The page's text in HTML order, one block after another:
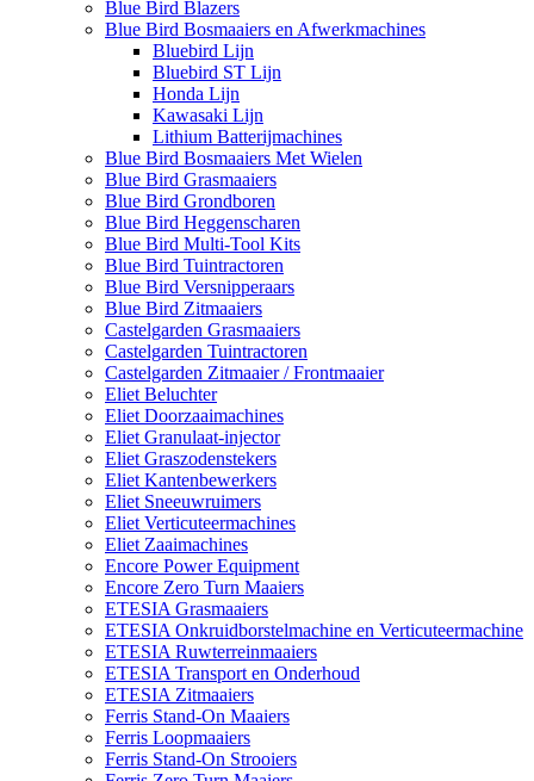
Blue Bird Blazers
Blue Bird Bosmaaiers en Afwerkmachines
Bluebird Lijn
Bluebird ST Lijn
Honda Lijn
Kawasaki Lijn
Lithium Batterijmachines
Blue Bird Bosmaaiers Met Wielen
Blue Bird Grasmaaiers
Blue Bird Grondboren
Blue Bird Heggenscharen
Blue Bird Multi-Tool Kits
Blue Bird Tuintractoren
Blue Bird Versnipperaars
Blue Bird Zitmaaiers
Castelgarden Grasmaaiers
Castelgarden Tuintractoren
Castelgarden Zitmaaier / Frontmaaier
Eliet Beluchter
Eliet Doorzaaimachines
Eliet Granulaat-injector
Eliet Graszodenstekers
Eliet Kantenbewerkers
Eliet Sneeuwruimers
Eliet Verticuteermachines
Eliet Zaaimachines
Encore Power Equipment
Encore Zero Turn Maaiers
ETESIA Grasmaaiers
ETESIA Onkruidborstelmachine en Verticuteermachine
ETESIA Ruwterreinmaaiers
ETESIA Transport en Onderhoud
ETESIA Zitmaaiers
Ferris Stand-On Maaiers
Ferris Loopmaaiers
Ferris Stand-On Strooiers